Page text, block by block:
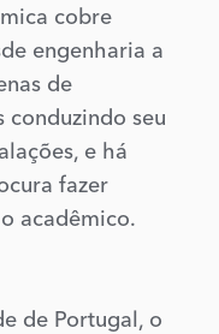
cobre
engenharia a
de
conduzindo seu
e há
fazer
acadêmico.
de Portugal, o